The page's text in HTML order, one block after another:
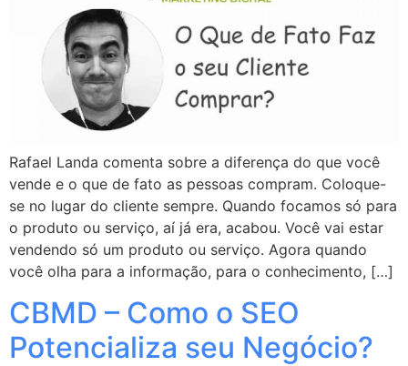
Rafael Landa comenta sobre a diferença do que você
vende e o que de fato as pessoas compram. Coloque-
se no lugar do cliente sempre. Quando focamos só para
o produto ou serviço, aí já era, acabou. Você vai estar
vendendo só um produto ou serviço. Agora quando
você olha para a informação, para o conhecimento, […]
CBMD – Como o SEO
Potencializa seu Negócio?